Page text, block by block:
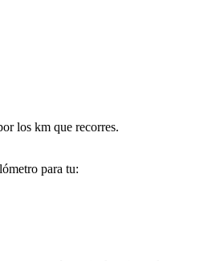
los km que recorres.
para tu: